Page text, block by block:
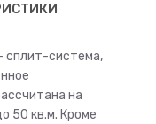
сплит-система,
на
50 кв.м. Кроме